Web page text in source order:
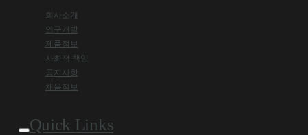
회사소개
연구개발
제품정보
사회적 책임
공지사항
채용정보
Quick Links